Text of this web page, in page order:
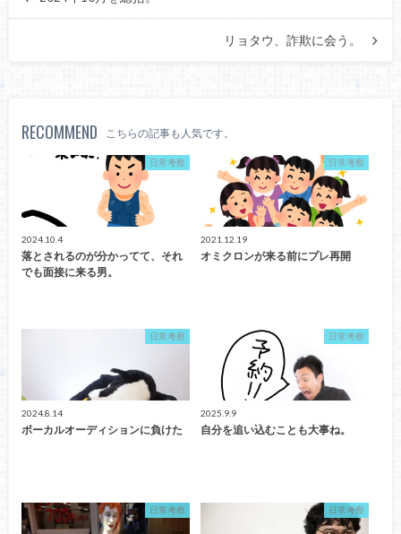
リョタウ、詐欺に会う。
RECOMMEND こちらの記事も人気です。
日常考察
2024.10.4
落とされるのが分かってて、それ
でも面接に来る男。
日常考察
2021.12.19
オミクロンが来る前にプレ再開
日常考察
2024.8.14
ボーカルオーディションに負けた
日常考察
2025.9.9
自分を追い込むことも大事ね。
日常考察 日常考察